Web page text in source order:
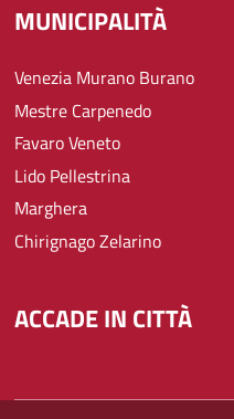
MUNICIPALITÀ
Venezia Murano Burano
Mestre Carpenedo
Favaro Veneto
Lido Pellestrina
Marghera
Chirignago Zelarino
ACCADE IN CITTÀ